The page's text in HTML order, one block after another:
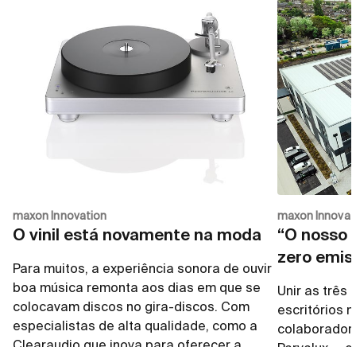
maxon Innovation
O vinil está novamente na moda
Para muitos, a experiência sonora de ouvir
boa música remonta aos dias em que se
colocavam discos no gira-discos. Com
especialistas de alta qualidade, como a
maxon
“O nosso
zero
Unir as três
escritórios